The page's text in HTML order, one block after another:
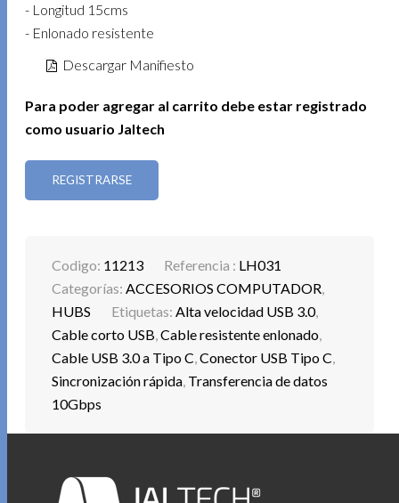
- Longitud 15cms
- Enlonado resistente
Descargar Manifiesto
Para poder agregar al carrito debe estar registrado
como usuario Jaltech
REGISTRARSE
Codigo: 11213 Referencia : LH031
Categorías:ACCESORIOS COMPUTADOR,
HUBS
Etiquetas:Alta velocidad USB 3.0,
Cable corto USB,Cable resistente enlonado,
Cable USB 3.0 a Tipo C,Conector USB Tipo C,
Sincronización rápida, Transferencia de datos
10Gbps